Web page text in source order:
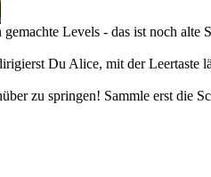
Levels - das ist noch alte
Du Alice, mit der Leertaste
zu springen! Sammle erst die